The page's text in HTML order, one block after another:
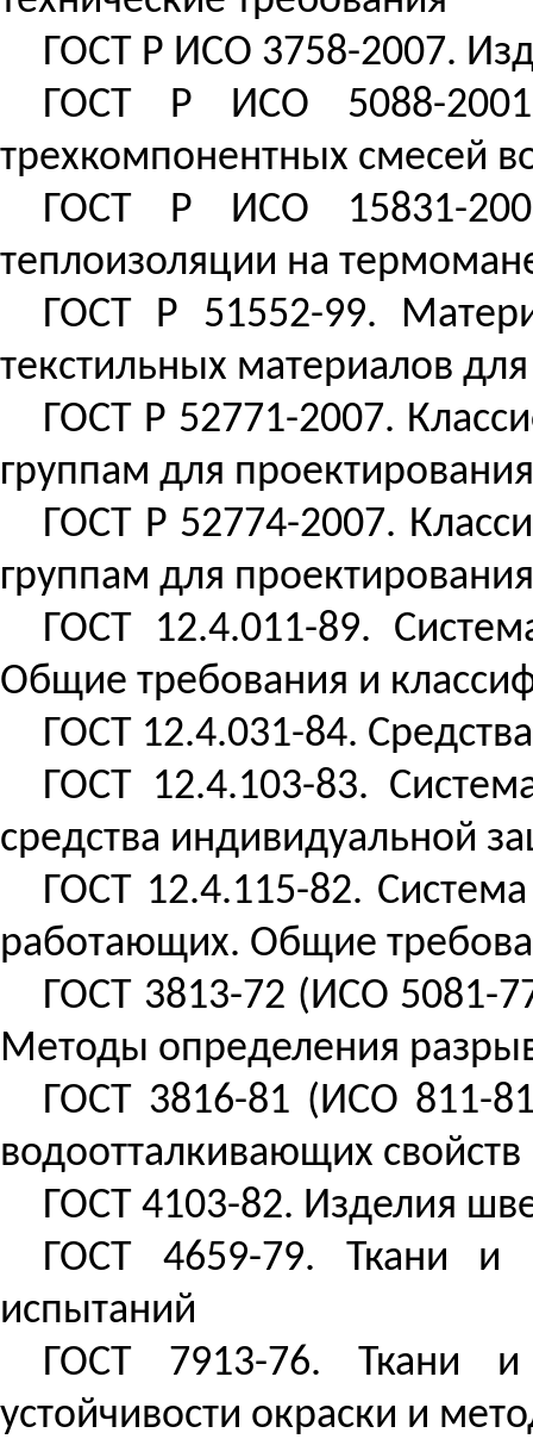
ГОСТ Р ИСО 3758-2007.
ГОСТ Р ИСО 5088-
трехкомпонентных смесей
ГОСТ Р ИСО 15831-
теплоизоляции на
ГОСТ Р 51552-99.
текстильных материалов
ГОСТ Р 52771-2007.
группам для
ГОСТ Р 52774-2007.
группам для
ГОСТ 12.4.011-89.
Общие требования и
ГОСТ 12.4.031-84.
ГОСТ 12.4.103-83.
средства индивидуальной
ГОСТ 12.4.115-82.
работающих. Общие
ГОСТ 3813-72 (ИСО 5081-
Методы определения
ГОСТ 3816-81 (ИСО 811-
водоотталкивающих свойств
ГОСТ 4103-82. Изделия
ГОСТ 4659-79. Ткани и
испытаний
ГОСТ 7913-76. Ткани
устойчивости окраски и